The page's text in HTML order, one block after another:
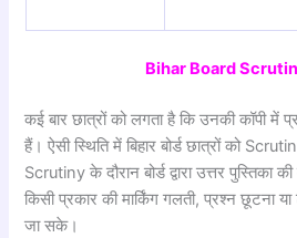
Bihar Board
कई बार छात्रों को लगता है कि उनकी कॉपी में
हैं। ऐसी स्थिति में बिहार बोर्ड छात्रों को
Scrutiny के दौरान बोर्ड द्वारा उत्तर पुस्तिका
किसी प्रकार की मार्किंग गलती, प्रश्न छूटना
जा सके।